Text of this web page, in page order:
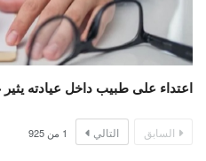
اعتداء على طبيب داخل عيادته
السابق التالي 1 من 925